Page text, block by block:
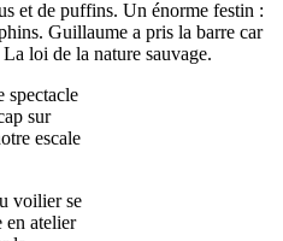
et de puffins. Un énorme festin :
Guillaume a pris la barre car
loi de la nature sauvage.
spectacle
sur
escale
voilier se
en atelier